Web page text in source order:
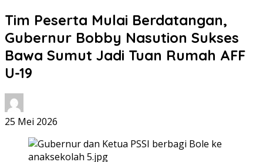
Tim Peserta Mulai Berdatangan,
Gubernur Bobby Nasution Sukses
Bawa Sumut Jadi Tuan Rumah AFF
U-19
25 Mei 2026